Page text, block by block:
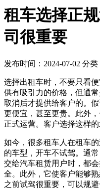
租车选择正
司很重要
发布时间：2024-07-02 分类
选择出租车时，不要只看
供有吸引力的价格，但通
取消后才提供给客户的。
更便宜，甚至更贵。此外
正式运营。客户选择这样
如今，很多租车人在租车
的车型，开车不试驾。通
交给汽车租赁用户时，都
全。此外，它使客户能够
之前试驾很重要，可以规避